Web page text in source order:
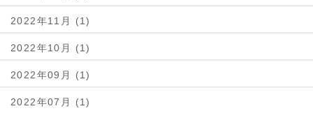
2022年11月 (1)
2022年10月 (1)
2022年09月 (1)
2022年07月 (1)